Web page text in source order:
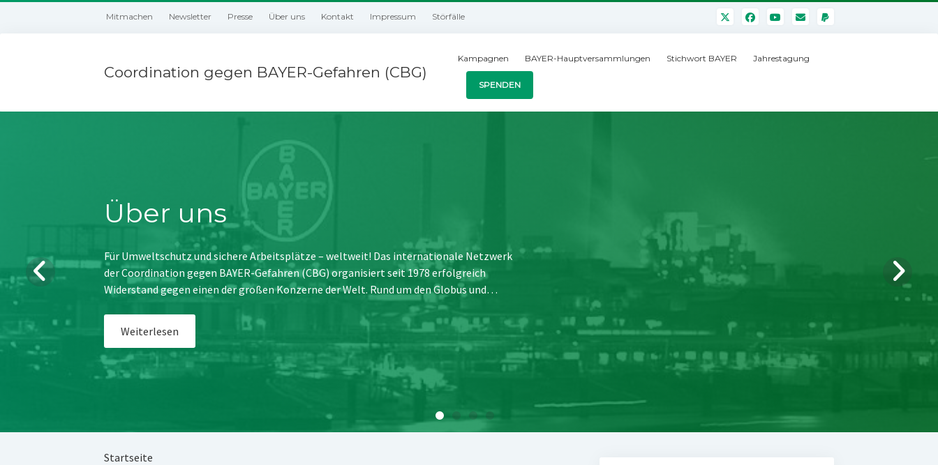
Mitmachen Newsletter Presse Über uns Kontakt Impressum Störfälle
Coordination gegen BAYER-Gefahren (CBG)
Kampagnen BAYER-Hauptversammlungen Stichwort BAYER Jahrestagung
SPENDEN
Über uns
Für Umweltschutz und sichere Arbeitsplätze – weltweit! Das internationale Netzwerk
der Coordination gegen BAYER-Gefahren (CBG) organisiert seit 1978 erfolgreich
Widerstand gegen einen der großen Konzerne der Welt. Rund um den Globus und…
Weiterlesen
Startseite